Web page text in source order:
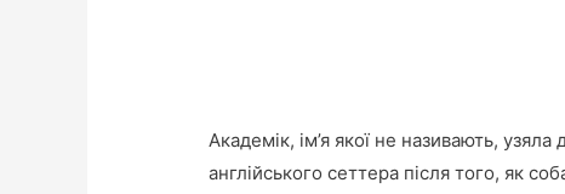
Академік, ім’я якої не називають,
англійського сеттера після того, як